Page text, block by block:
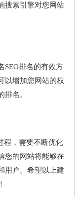
搜索引擎对您网站
SEO排名的有效方
以增加您网站的权
排名。
程，需要不断优化
您的网站将能够在
用户。希望以上建